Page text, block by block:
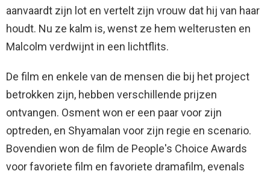
aanvaardt zijn lot en vertelt zijn vrouw dat hij van haar
houdt. Nu ze kalm is, wenst ze hem welterusten en
Malcolm verdwijnt in een lichtflits.
De film en enkele van de mensen die bij het project
betrokken zijn, hebben verschillende prijzen
ontvangen. Osment won er een paar voor zijn
optreden, en Shyamalan voor zijn regie en scenario.
Bovendien won de film de People's Choice Awards
voor favoriete film en favoriete dramafilm, evenals